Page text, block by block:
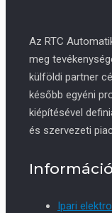
Az RTC
meg
külföldi partner
később egyéni
kiépítésével
és szervezeti
Ipari